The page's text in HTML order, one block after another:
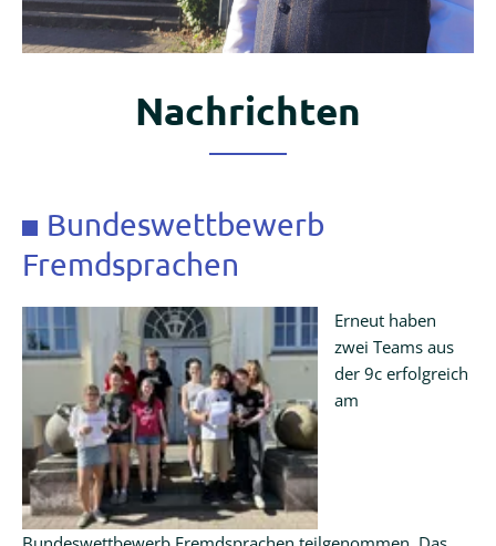
Nachhilfebörse
Krankmeldung
Termine
Ferienkalender
Downloads
Webuntis
Nachrichten
Bundeswettbewerb
Fremdsprachen
Erneut haben
zwei Teams aus
der 9c erfolgreich
am